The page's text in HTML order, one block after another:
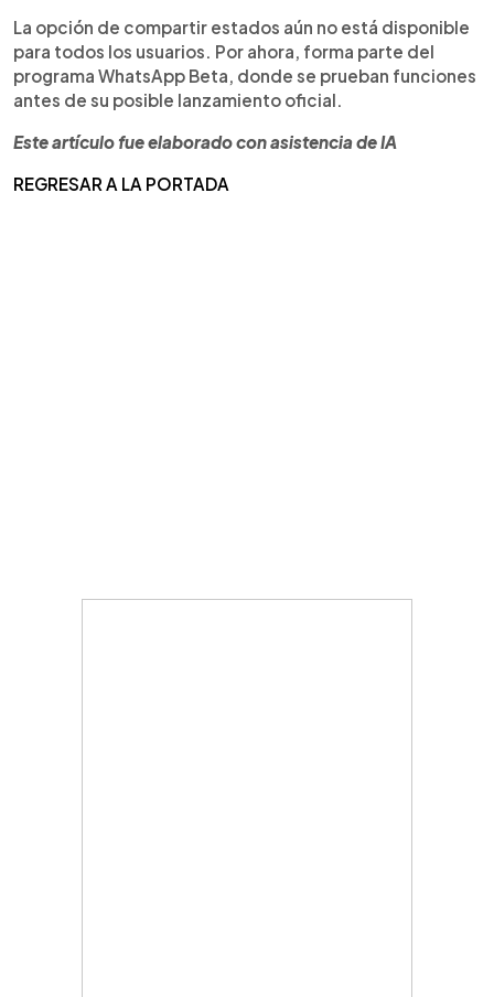
La opción de compartir estados aún no está disponible
para todos los usuarios. Por ahora, forma parte del
programa WhatsApp Beta, donde se prueban funciones
antes de su posible lanzamiento oficial.
Este artículo fue elaborado con asistencia de IA
REGRESAR A LA PORTADA